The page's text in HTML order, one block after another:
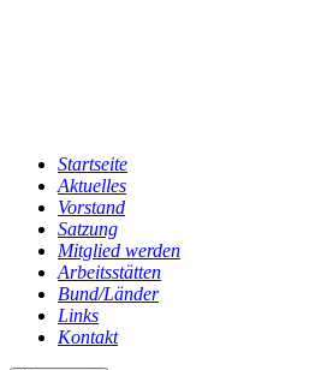
Startseite
Aktuelles
Vorstand
Satzung
Mitglied werden
Arbeitsstätten
Bund/Länder
Links
Kontakt